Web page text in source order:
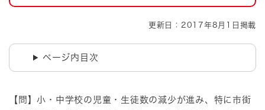
更新日：2017年8月1日掲載
ページ内目次
【問】小・中学校の児童・生徒数の減少が進み、特に市街